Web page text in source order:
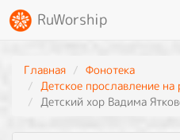
RuWorship
Главная
Фонотека
Детское прославление на
Детский хор Вадима